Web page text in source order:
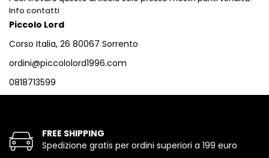
Info contatti
Piccolo Lord
Corso Italia, 26 80067 Sorrento
ordini@piccololord1996.com
0818713599
FREE SHIPPING
Spedizione gratis per ordini superiori a 199 euro